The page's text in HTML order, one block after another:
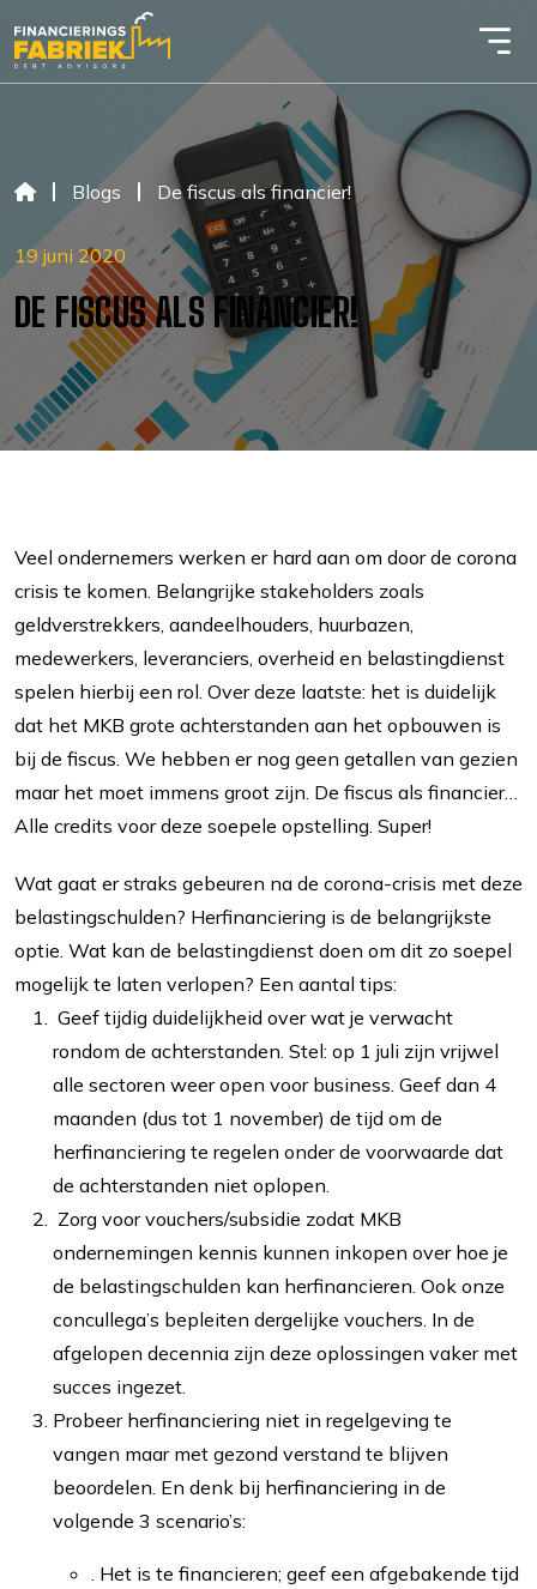
Blogs De fiscus als financier!
19 juni 2020
DE FISCUS ALS FINANCIER!
Veel ondernemers werken er hard aan om door de corona
crisis te komen. Belangrijke stakeholders zoals
geldverstrekkers, aandeelhouders, huurbazen,
medewerkers, leveranciers, overheid en belastingdienst
spelen hierbij een rol. Over deze laatste: het is duidelijk
dat het MKB grote achterstanden aan het opbouwen is
bij de fiscus. We hebben er nog geen getallen van gezien
maar het moet immens groot zijn. De fiscus als financier…
Alle credits voor deze soepele opstelling. Super!
Wat gaat er straks gebeuren na de corona-crisis met deze
belastingschulden? Herfinanciering is de belangrijkste
optie. Wat kan de belastingdienst doen om dit zo soepel
mogelijk te laten verlopen? Een aantal tips:
Geef tijdig duidelijkheid over wat je verwacht
rondom de achterstanden. Stel: op 1 juli zijn vrijwel
alle sectoren weer open voor business. Geef dan 4
maanden (dus tot 1 november) de tijd om de
herfinanciering te regelen onder de voorwaarde dat
de achterstanden niet oplopen.
Zorg voor vouchers/subsidie zodat MKB
ondernemingen kennis kunnen inkopen over hoe je
de belastingschulden kan herfinancieren. Ook onze
concullega’s bepleiten dergelijke vouchers. In de
afgelopen decennia zijn deze oplossingen vaker met
succes ingezet.
Probeer herfinanciering niet in regelgeving te
vangen maar met gezond verstand te blijven
beoordelen. En denk bij herfinanciering in de
volgende 3 scenario’s:
. Het is te financieren; geef een afgebakende tijd